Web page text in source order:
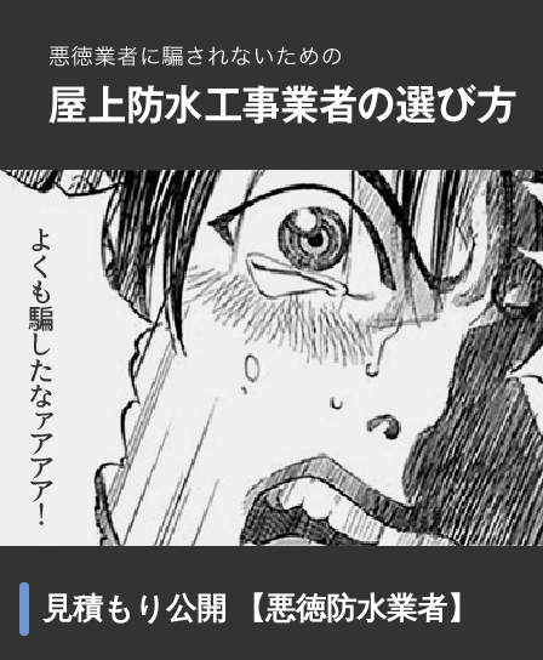
見積もり公開 【悪徳防水業者】